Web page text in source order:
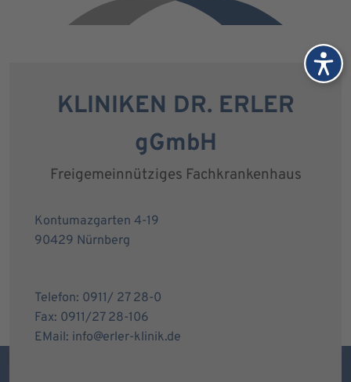
KLINIKEN DR. ERLER
gGmbH
Freigemeinnütziges Fachkrankenhaus
Kontumazgarten 4-19
90429 Nürnberg
Telefon: 0911/ 27 28-0
Fax: 0911/27 28-106
EMail: info@erler-klinik.de